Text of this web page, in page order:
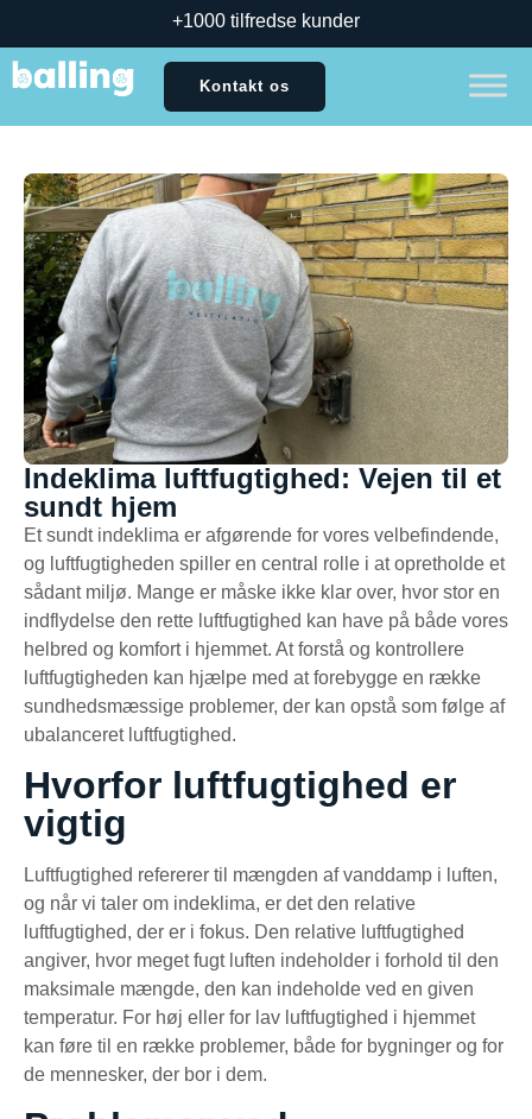
+1000 tilfredse kunder
Kontakt os
Indeklima luftfugtighed: Vejen til et
sundt hjem
Et sundt indeklima er afgørende for vores velbefindende,
og luftfugtigheden spiller en central rolle i at opretholde et
sådant miljø. Mange er måske ikke klar over, hvor stor en
indflydelse den rette luftfugtighed kan have på både vores
helbred og komfort i hjemmet. At forstå og kontrollere
luftfugtigheden kan hjælpe med at forebygge en række
sundhedsmæssige problemer, der kan opstå som følge af
ubalanceret luftfugtighed.
Hvorfor luftfugtighed er
vigtig
Luftfugtighed refererer til mængden af vanddamp i luften,
og når vi taler om indeklima, er det den relative
luftfugtighed, der er i fokus. Den relative luftfugtighed
angiver, hvor meget fugt luften indeholder i forhold til den
maksimale mængde, den kan indeholde ved en given
temperatur. For høj eller for lav luftfugtighed i hjemmet
kan føre til en række problemer, både for bygninger og for
de mennesker, der bor i dem.